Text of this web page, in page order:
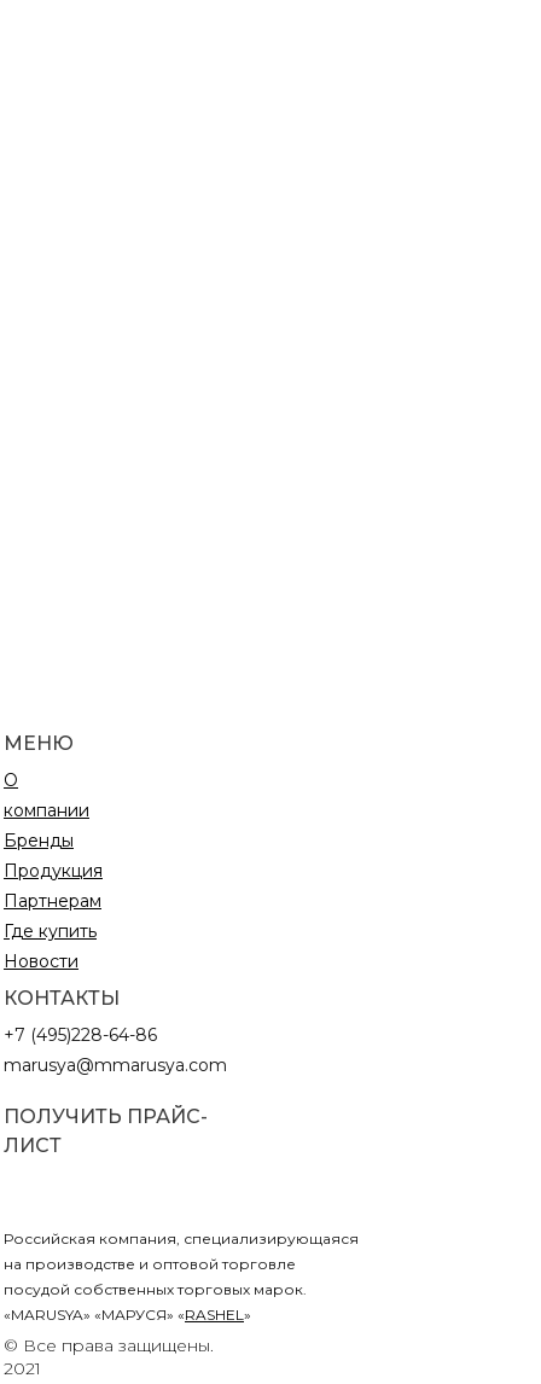
МЕНЮ
О
компании
Бренды
Продукция
Партнерам
Где купить
Новости
КОНТАКТЫ
+7 (495)228-64-86
marusya@mmarusya.com
ПОЛУЧИТЬ ПРАЙС-
ЛИСТ
Российская компания, специализирующаяся
на производстве и оптовой торговле
посудой собственных торговых марок.
«MARUSYA» «МАРУСЯ» «RASHEL »
© Все права защищены.
2021